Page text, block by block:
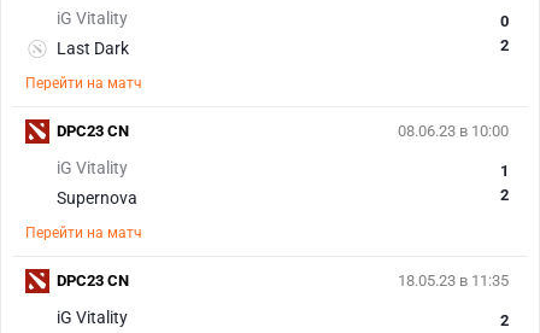
iG Vitality
Last Dark
0
2
Перейти на матч
08.06.23 в 10:00
iG Vitality
Supernova
1
2
Перейти на матч
DPC23 CN
18.05.23 в 11:35
iG Vitality
2
DPC23 CN